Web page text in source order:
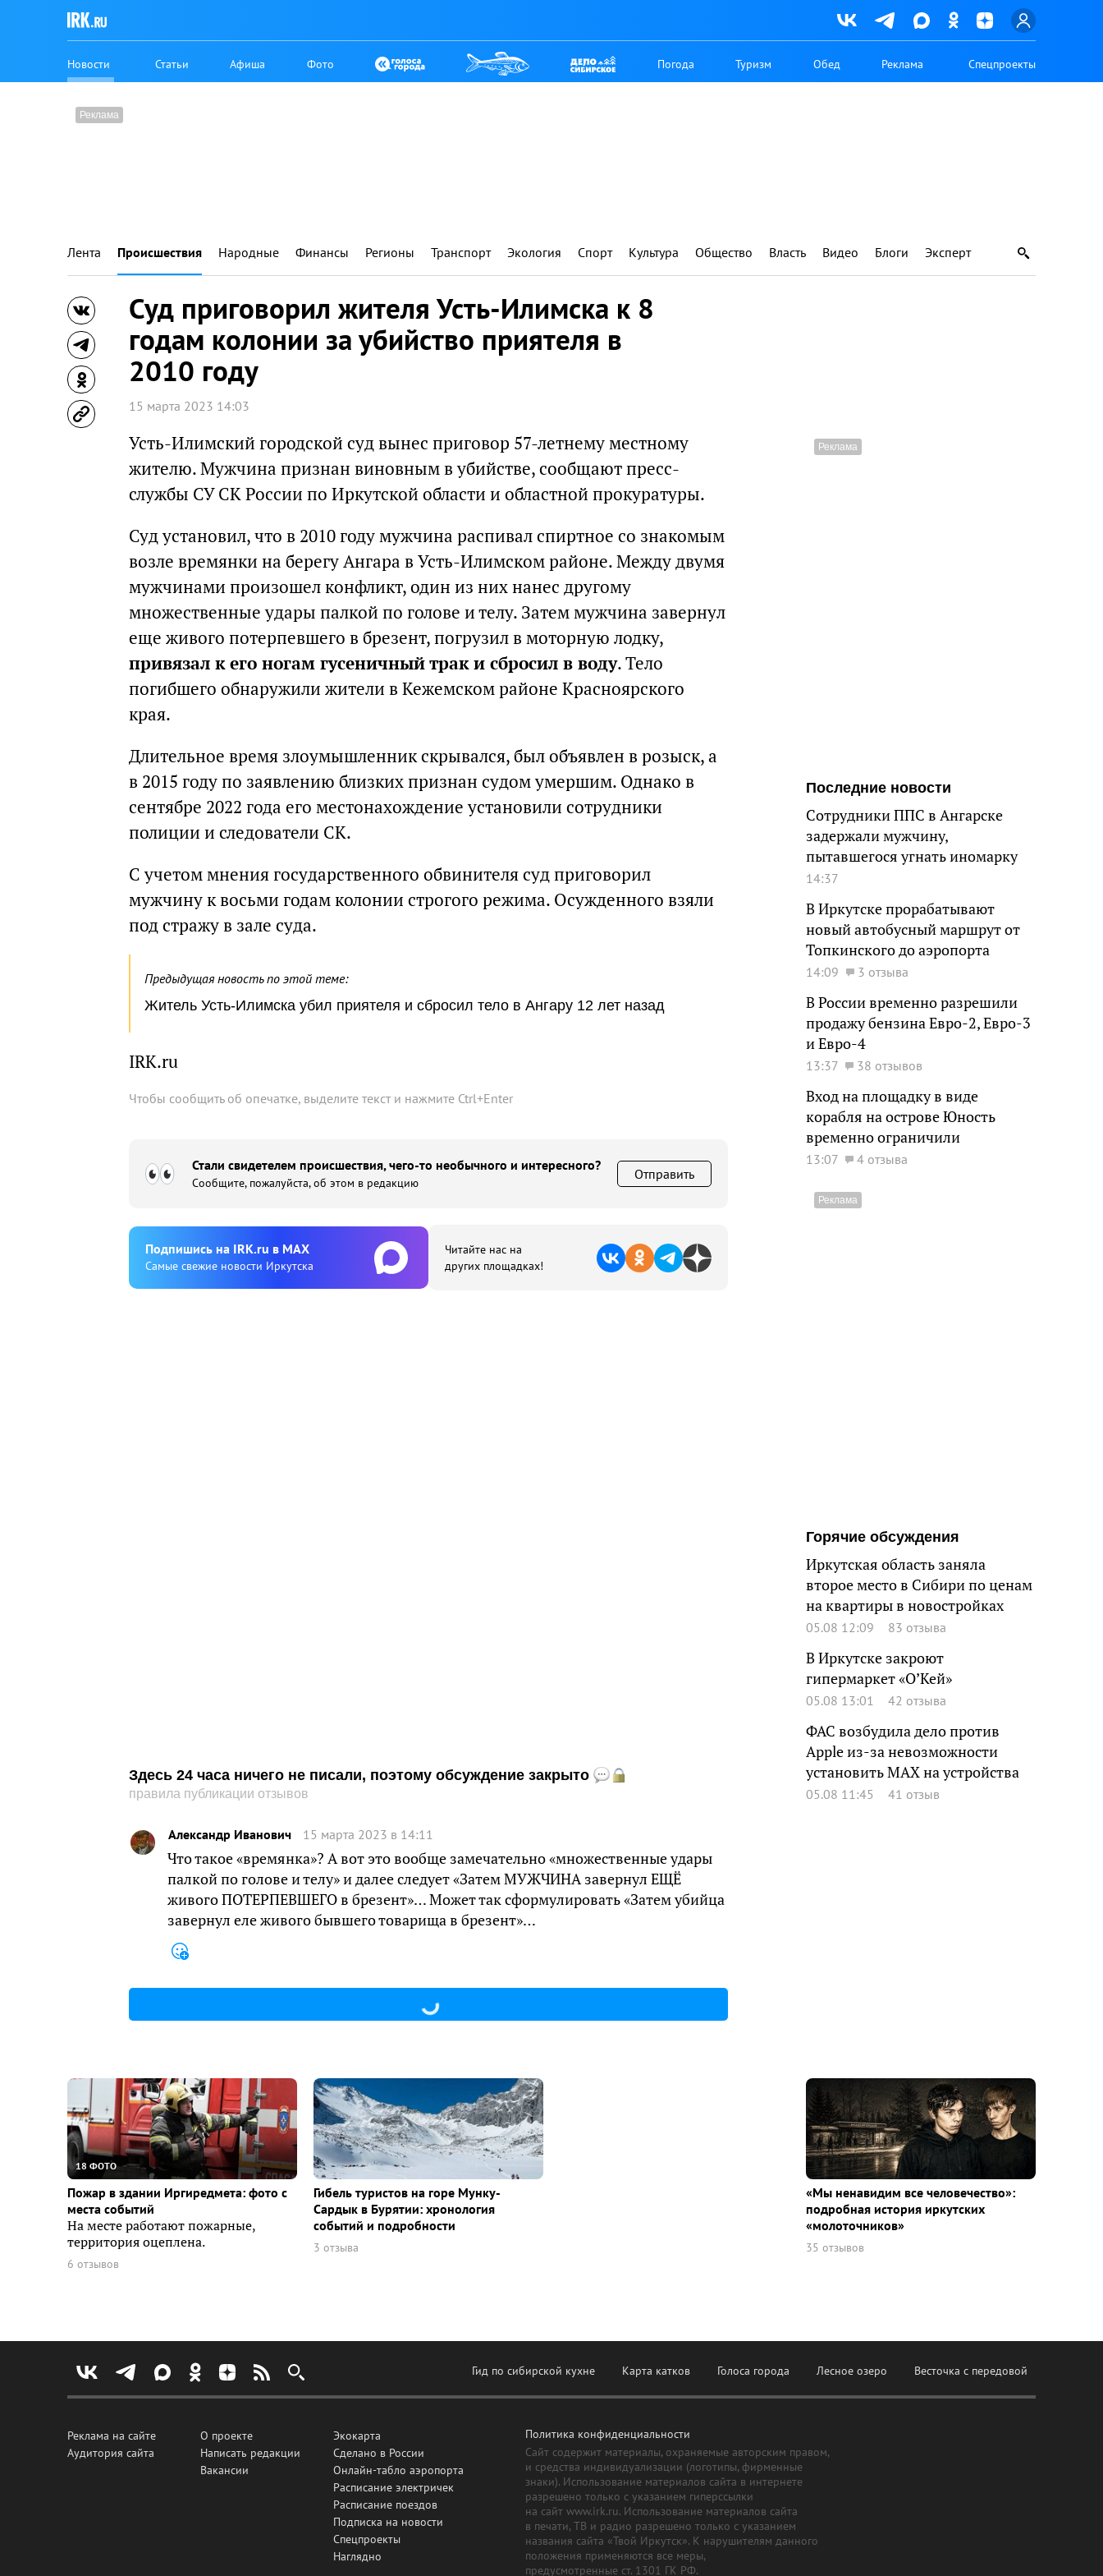
Новости Статьи Афиша Фото Погода Туризм Обед Реклама Спецпроекты
Лента Происшествия Народные Финансы Регионы Транспорт Экология Спорт Культура Общество Власть Видео Блоги Эксперт
Суд приговорил жителя Усть-Илимска к 8
годам колонии за убийство приятеля в
2010 году
15 марта 2023 14:03
Усть-Илимский городской суд вынес приговор 57-летнему местному
жителю. Мужчина признан виновным в убийстве, сообщают пресс-
службы СУ СК России по Иркутской области и областной прокуратуры.
Суд установил, что в 2010 году мужчина распивал спиртное со знакомым
возле времянки на берегу Ангара в Усть-Илимском районе. Между двумя
мужчинами произошел конфликт, один из них нанес другому
множественные удары палкой по голове и телу. Затем мужчина завернул
еще живого потерпевшего в брезент, погрузил в моторную лодку,
привязал к его ногам гусеничный трак и сбросил в воду. Тело
погибшего обнаружили жители в Кежемском районе Красноярского
края.
Длительное время злоумышленник скрывался, был объявлен в розыск, а
в 2015 году по заявлению близких признан судом умершим. Однако в
сентябре 2022 года его местонахождение установили сотрудники
полиции и следователи СК.
С учетом мнения государственного обвинителя суд приговорил
мужчину к восьми годам колонии строгого режима. Осужденного взяли
под стражу в зале суда.
Предыдущая новость по этой теме:
Житель Усть-Илимска убил приятеля и сбросил тело в Ангару 12 лет назад
IRK.ru
Чтобы сообщить об опечатке, выделите текст и нажмите Ctrl+Enter
Стали свидетелем происшествия, чего-то необычного и интересного?
Сообщите, пожалуйста, об этом в редакцию
Отправить
Подпишиcь на IRK.ru в MAX
Cамые свежие новости Иркутска
Читайте нас на
других площадках!
Здесь 24 часа ничего не писали, поэтому обсуждение закрыто
правила публикации отзывов
Александр Иванович 15 марта 2023 в 14:11
Что такое «времянка»? А вот это вообще замечательно «множественные удары
палкой по голове и телу» и далее следует «Затем МУЖЧИНА завернул ЕЩЁ
живого ПОТЕРПЕВШЕГО в брезент»… Может так сформулировать «Затем убийца
завернул еле живого бывшего товарища в брезент»…
Последние новости
Сотрудники ППС в Ангарске
задержали мужчину,
пытавшегося угнать иномарку
14:37
В Иркутске прорабатывают
новый автобусный маршрут от
Топкинского до аэропорта
14:09 3 отзыва
В России временно разрешили
продажу бензина Евро-2, Евро-3
и Евро-4
13:37 38 отзывов
Вход на площадку в виде
корабля на острове Юность
временно ограничили
13:07 4 отзыва
Горячие обсуждения
Иркутская область заняла
второе место в Сибири по ценам
на квартиры в новостройках
05.08 12:09 83 отзыва
В Иркутске закроют
гипермаркет «О’Кей»
05.08 13:01 42 отзыва
ФАС возбудила дело против
Apple из-за невозможности
установить MAX на устройства
05.08 11:45 41 отзыв
18 ФОТО
Пожар в здании Иргиредмета: фото с
места событий
На месте работают пожарные,
территория оцеплена.
6 отзывов
Гибель туристов на горе Мунку-
Сардык в Бурятии: хронология
событий и подробности
3 отзыва
«Мы ненавидим все человечество»:
подробная история иркутских
«молоточников»
35 отзывов
Гид по сибирской кухне Карта катков Голоса города Лесное озеро Весточка с передовой
Реклама на сайте
Аудитория сайта
О проекте
Написать редакции
Вакансии
Экокарта
Сделано в России
Онлайн-табло аэропорта
Расписание электричек
Расписание поездов
Подписка на новости
Спецпроекты
Наглядно
Политика конфиденциальности
Сайт содержит материалы, охраняемые авторским правом,
и средства индивидуализации (логотипы, фирменные
знаки). Использование материалов сайта в интернете
разрешено только с указанием гиперссылки
на сайт www.irk.ru. Использование материалов сайта
в печати, ТВ и радио разрешено только с указанием
названия сайта «Твой Иркутск». К нарушителям данного
положения применяются все меры,
предусмотренные ст. 1301 ГК РФ.